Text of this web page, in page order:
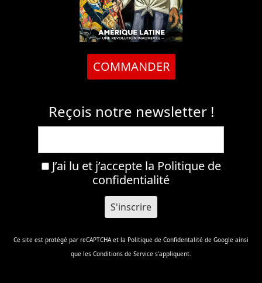
COMMANDER
Reçois notre newsletter !
J’ai lu et j’accepte la Politique de
confidentialité
Ce site est protégé par reCAPTCHA et la Politique de Confidentalité de Google ainsi
que les Conditions de Service s'appliquent.